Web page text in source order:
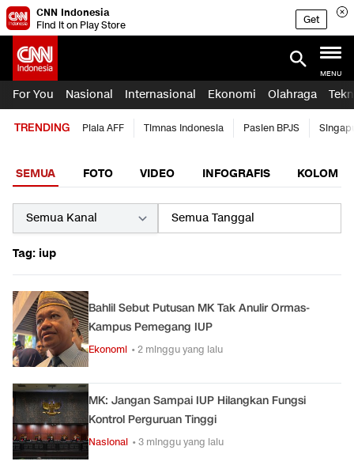
CNN Indonesia
Find it on Play Store
Get
MENU
For You Nasional Internasional Ekonomi Olahraga
TRENDING Piala AFF Timnas Indonesia Pasien BPJS
SEMUA FOTO VIDEO INFOGRAFIS KOLOM
Tag: iup
Bahlil Sebut Putusan MK Tak Anulir Ormas-
Kampus Pemegang IUP
Ekonomi • 2 minggu yang lalu
MK: Jangan Sampai IUP Hilangkan Fungsi
Kontrol Perguruan Tinggi
Nasional • 3 minggu yang lalu